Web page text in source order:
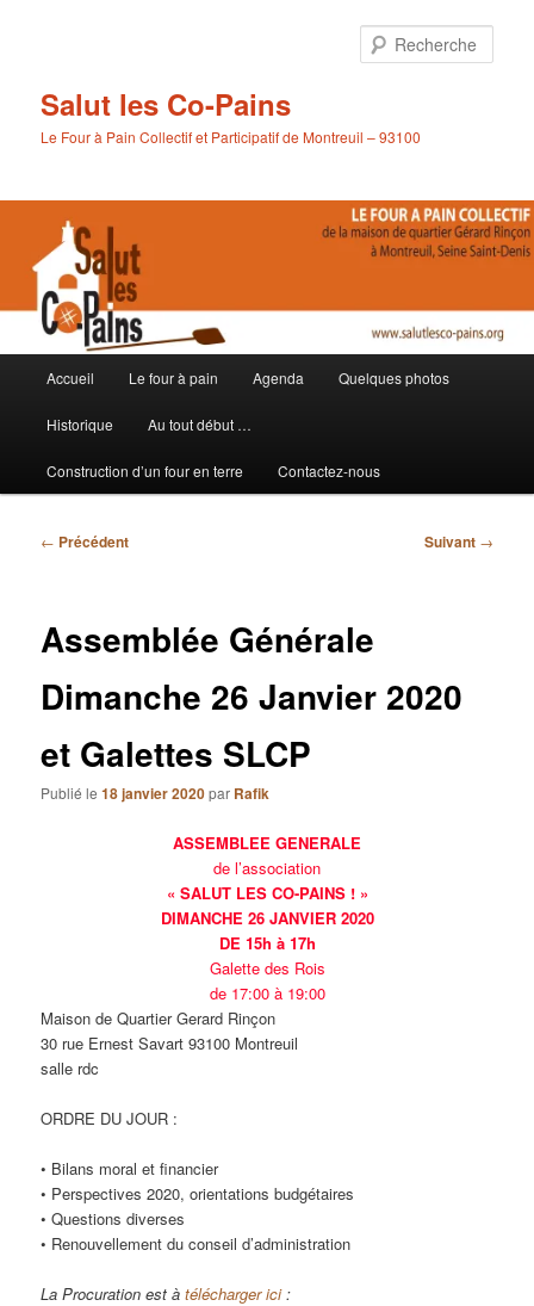
Salut les Co-Pains
Le Four à Pain Collectif et Participatif de Montreuil – 93100
principal
Accueil Le four à pain Agenda Quelques photos
Historique Au tout début …
Construction d’un four en terre Contactez-nous
Navigation
← Précédent Suivant →
Assemblée Générale
Dimanche 26 Janvier 2020
et Galettes SLCP
Publié le18 janvier 2020par Rafik
ASSEMBLEE GENERALE
de l’association
« SALUT LES CO-PAINS ! »
DIMANCHE 26 JANVIER 2020
DE 15h à 17h
Galette des Rois
de 17:00 à 19:00
Maison de Quartier Gerard Rinçon
30 rue Ernest Savart 93100 Montreuil
salle rdc
ORDRE DU JOUR :
• Bilans moral et financier
• Perspectives 2020, orientations budgétaires
• Questions diverses
• Renouvellement du conseil d’administration
La Procuration est àtélécharger ici: